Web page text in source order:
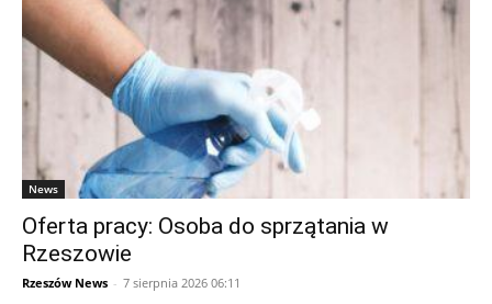
News
Oferta pracy: Osoba do sprzątania w
Rzeszowie
Rzeszów News - 7 sierpnia 2026 06:11